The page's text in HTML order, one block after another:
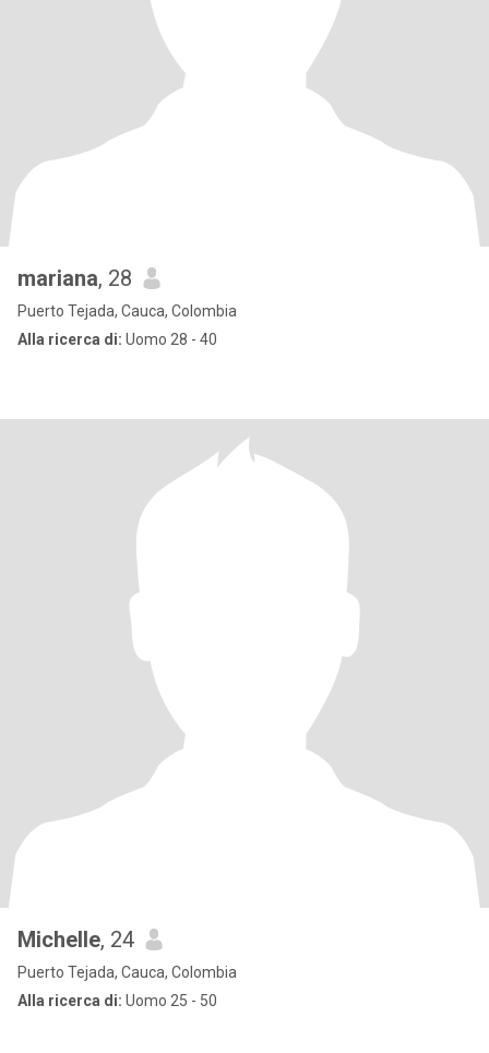
mariana, 28
Puerto Tejada, Cauca, Colombia
Alla ricerca di: Uomo 28 - 40
Michelle, 24
Puerto Tejada, Cauca, Colombia
Alla ricerca di: Uomo 25 - 50